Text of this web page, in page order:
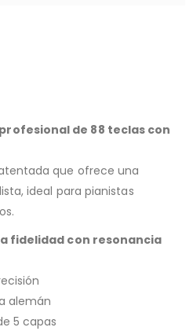
de 88 teclas con
que ofrece una
ideal para pianistas
fidelidad con resonancia
alemán
5 capas